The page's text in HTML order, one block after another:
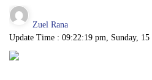
Zuel Rana
Update Time : 09:22:19 pm, Sunday, 15